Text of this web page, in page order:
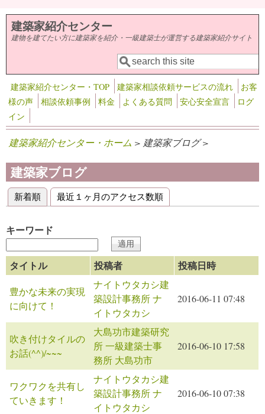
メインコンテンツに移動
建築家紹介センター
建物を建てたい方に建築家を紹介・一級建築士が運営する建築家紹介サイト
検索フォーム
検索
建築家紹介センター・TOP 建築家相談依頼サービスの流れ
お客
様の声
相談依頼事例 料金 よくある質問 安心安全宣言
ログ
イン
建築家紹介センター・ホーム > 建築家ブログ >
建築家ブログ
プライマリータブ
新着順 (アクティブなタブ)
最近１ヶ月のアクセス数順
キーワード
タイトル 投稿者 投稿日時
豊かな未来の実現
に向けて！
ナイトウタカシ建
築設計事務所 ナ
イトウタカシ
2016-06-11 07:48
吹き付けタイルの
お話(^^)/~~~
大島功市建築研究
所 一級建築士事
務所 大島功市
2016-06-10 17:58
ワクワクを共有し
ていきます！
ナイトウタカシ建
築設計事務所 ナ
イトウタカシ
2016-06-10 07:38